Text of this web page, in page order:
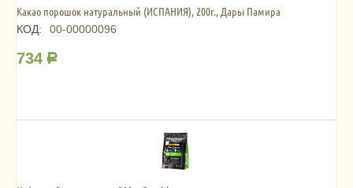
Какао порошок натуральный (ИСПАНИЯ), 200г., Дары Памира
КОД: 00-00000096
734 Р